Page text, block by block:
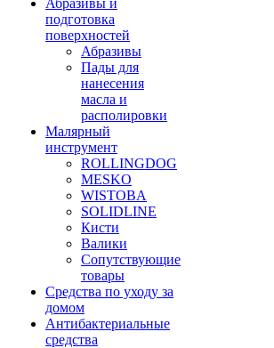
Абразивы и
подготовка
поверхностей
Абразивы
Пады для
нанесения
масла и
располировки
Малярный
инструмент
ROLLINGDOG
MESKO
WISTOBA
SOLIDLINE
Кисти
Валики
Сопутствующие
товары
Средства по уходу за
домом
Антибактериальные
средства